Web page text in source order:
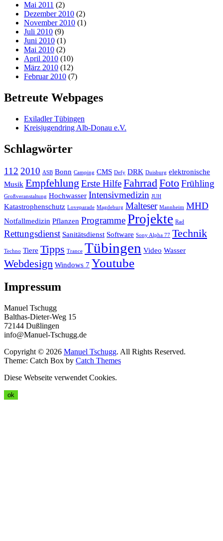
Mai 2011 (2)
Dezember 2010 (2)
November 2010 (1)
Juli 2010 (9)
Juni 2010 (1)
Mai 2010 (2)
April 2010 (10)
März 2010 (12)
Februar 2010 (7)
Betreute Webpages
Exiladler Tübingen
Kreisjugendring Alb-Donau e.V.
Schlagwörter
112 2010 ASB Bonn Camping CMS Defy DRK Duisburg elektronische
Musik Empfehlung Erste HilfeFahrrad FotoFrühling
Großveranstaltung Hochwasser Intensivmedizin JUH
Katastrophenschutz Loveparade Magdeburg Malteser Mannheim MHD
Notfallmedizin Pflanzen ProgrammeProjekte Rad
Rettungsdienst Sanitätsdienst Software Sony Alpha 77 Technik
Techno Tiere Tipps Trance Tübingen Video Wasser
Webdesign Windows 7 Youtube
Impressum
Manuel Tschugg
Balthas-Dieter-Weg 15
72144 Dußlingen
info@Manuel-Tschugg.de
Copyright © 2026 Manuel Tschugg. All Rights Reserved.
Theme: Catch Box by Catch Themes
Diese Webseite verwendet Cookies.